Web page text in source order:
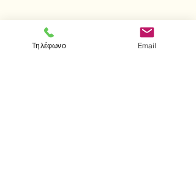
< Προηγούμενο Επόμενο >
Τηλέφωνο Email